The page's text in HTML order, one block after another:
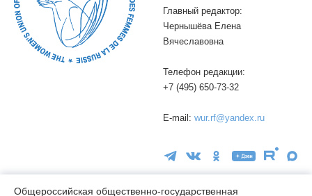
Главный редактор:
Чернышёва Елена
Вячеславовна
Телефон редакции:
+7 (495) 650-73-32
E-mail: wur.rf@yandex.ru
Общероссийская общественно-государственная